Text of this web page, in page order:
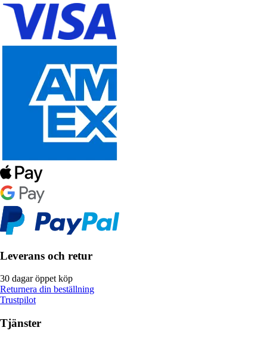
Leverans och retur
30 dagar öppet köp
Returnera din beställning
Trustpilot
Tjänster